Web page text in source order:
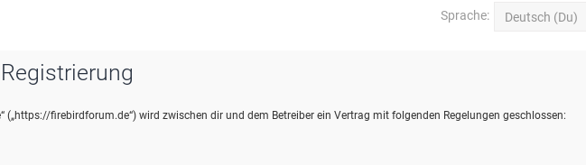
Sprache:
(„https://firebirdforum.de“) wird zwischen dir und dem Betreiber ein Vertrag mit folgenden Regelungen geschlossen: